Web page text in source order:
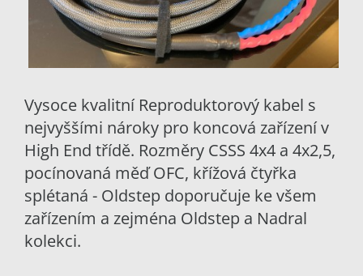
Vysoce kvalitní Reproduktorový kabel s
nejvyššími nároky pro koncová zařízení v
High End třídě. Rozměry CSSS 4x4 a 4x2,5,
pocínovaná měď OFC, křížová čtyřka
splétaná - Oldstep doporučuje ke všem
zařízením a zejména Oldstep a Nadral
kolekci.